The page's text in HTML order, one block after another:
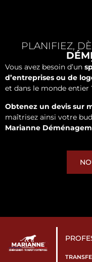
PLANIFIEZ,
Vous avez besoin d’un
d’entreprises ou de
et dans le monde entier
Obtenez un devis sur
maîtrisez ainsi votre
Marianne